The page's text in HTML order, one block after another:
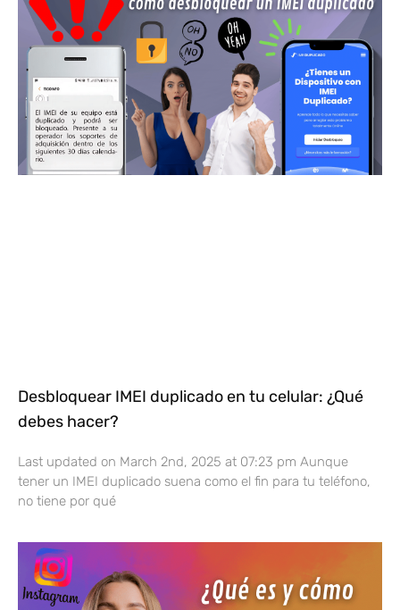
Desbloquear IMEI duplicado en tu celular: ¿Qué
debes hacer?
Last updated on March 2nd, 2025 at 07:23 pm Aunque
tener un IMEI duplicado suena como el fin para tu teléfono,
no tiene por qué